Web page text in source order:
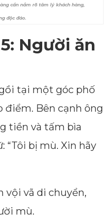
cần nắm rõ tâm lý khách hàng,
độc đáo.
Người ăn
tại một góc phố
điểm. Bên cạnh ông
tiền và tấm bìa
“Tôi bị mù. Xin hãy
vội vã di chuyển,
mù.